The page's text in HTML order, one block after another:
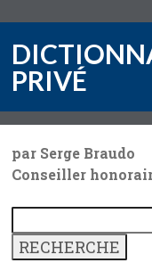
PRIVÉ
par Serge Braudo
Conseiller